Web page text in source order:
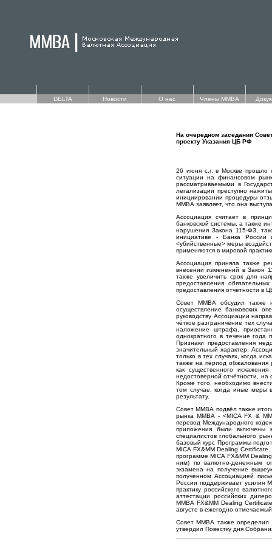
DELTA Новости О нас Члены ММВА
На очередном заседании
проекту Указания ЦБ РФ
26 июня с.г. в Москве прошло
ситуации на финансовом
рассматриваемыми в
легализации преступно
инициировании процедуры
ММВА заявляет, что она
Ассоциация считает в
банковской системы, а также
нарушения Закона 115-ФЗ,
инициативе - Банка
<убийственные> меры
применяются в мировой
Ассоциация приняла также
внесении изменений в Закон
также увеличить срок для
предоставления
предоставления отчётности в
Совет ММВА обсудил также
осуществление банковских
руководству Ассоциации
чёткое разграничение тех
наложение штрафа,
однократного в течение года
Признаки предоставления
значительный характер.
только в тех случаях, когда
также на период обжалования
как существенного
недостоверной отчётности,
Кроме того, необходимо
том случае, когда иные меры
результату.
Совет ММВА подвёл также
рынка ММВА - <MICA FX & MM
перевод Международного
приложения были включены
специалистов глобального
базовый курс Программы
MICA FX&MM Dealing
программе MICA FX&MM
ним) по валютно-денежным
экзамена на получение
полученном Ассоциацией
России поддерживает усилия
практику российского
аттестации российских
ММВА FX&MM Dealing
августе в ежегодно
Совет ММВА также определил
утвердил Повестку дня